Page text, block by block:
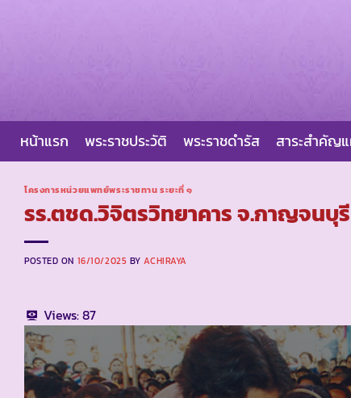
หน้าแรก พระราชประวัติ พระราชดำรัส สาระสำคั
โครงการหน่วยแพทย์พระราชทาน ระยะที่ ๑
รร.ตชด.วิจิตรวิทยาคาร จ.กาญจนบุรี
POSTED ON 16/10/2025 BYACHIRAYA
Views:87